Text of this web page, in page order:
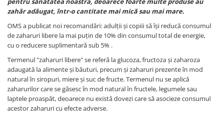
Produse pentru Ea
Potenta barbati
Produse pentru sportivi
Proteine
Suplimente fitness
Batoane proteice
Pentru antrenament
Mama si copilul
Produse pentru copii
Snacksuri
Superalimente
Atelierul de cafea si ceaiuri
Cafea
Ceaiuri simple
Ceaiuri medicinale compuse
Ceaiuri Maté
Cafea verde
Ulei de Cocos
zahăr adăugat, într-o cantitate mai mică sau mai mare.
OMS a publicat noi recomandări: adulții și copiii să își reducă consumul
de zaharuri libere la mai puțin de 10% din consumul total de energie,
cu o reducere suplimentară sub 5% .
Termenul "zaharuri libere" se referă la glucoza, fructoza și zaharoza
adaugată la alimente și băuturi, precum și zaharuri prezente în mod
natural în siropuri, miere și suc de fructe. Termenul nu se aplică
zaharurilor care se găsesc în mod natural în fructele, legumele sau
laptele proaspăt, deoarece nu există dovezi care să asocieze consumul
acestor zaharuri cu efecte adverse.